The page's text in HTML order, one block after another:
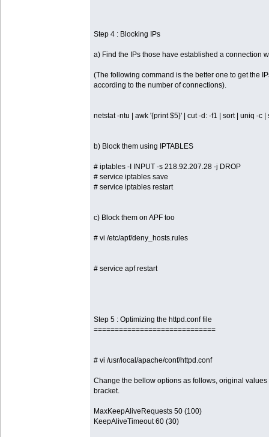
Step 4 : Blocking IPs
a) Find the IPs those have established a connection
(The following command is the better one to get the
according to the number of connections).
netstat -ntu | awk '{print $5}' | cut -d: -f1 | sort | uniq -c |
b) Block them using IPTABLES
# iptables -I INPUT -s 218.92.207.28 -j DROP
# service iptables save
# service iptables restart
c) Block them on APF too
# vi /etc/apf/deny_hosts.rules
# service apf restart
Step 5 : Optimizing the httpd.conf file
=============================
# vi /usr/local/apache/conf/httpd.conf
Change the bellow options as follows, original
bracket.
MaxKeepAliveRequests 50 (100)
KeepAliveTimeout 60 (30)